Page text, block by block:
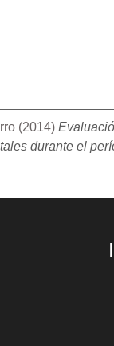
(2014)
durante el